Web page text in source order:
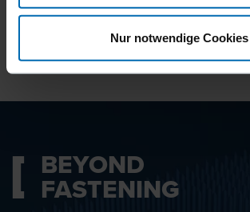
Nur notwendige Cookies
BEYOND
FASTENING